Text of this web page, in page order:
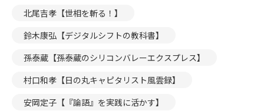
北尾吉孝【世相を斬る！】
鈴木康弘【デジタルシフトの教科書】
孫泰蔵【孫泰蔵のシリコンバレーエクスプレス】
村口和孝【日の丸キャピタリスト風雲録】
安岡定子【『論語』を実践に活かす】